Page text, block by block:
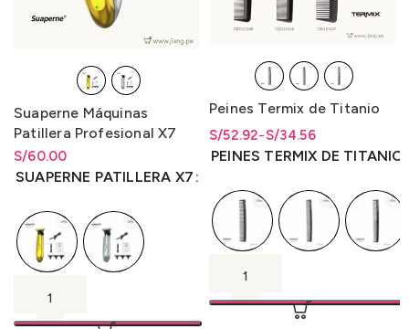
Suaperne Máquinas
Patillera Profesional X7
S/60.00
Rango de precios: desde
S/ 60.00hastaS/60.00
SUAPERNE PATILLERA X7
Peines Termix de Titanio
S/34.56
-
S/52.92
Rango de precios: desde
S/34.56 hasta S/52.92
Rango de precios: desde
S/34.56 hastaS/ 52.92
PEINES TERMIX DE TITANIO